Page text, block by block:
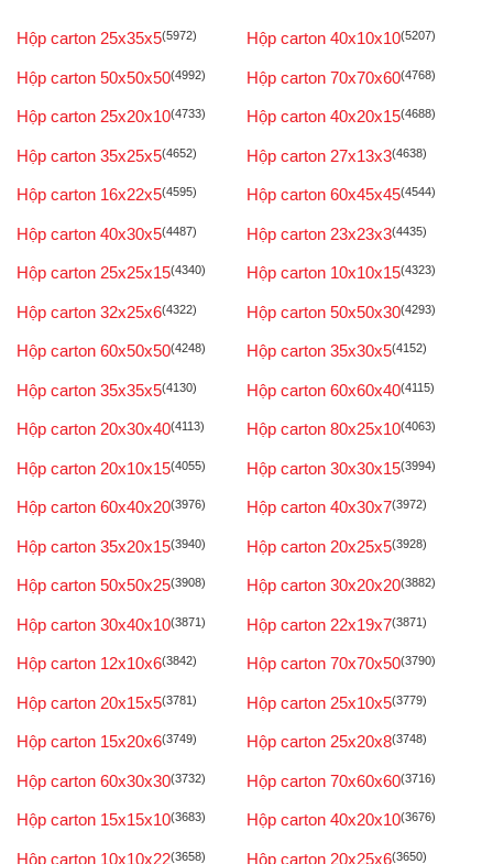
Hộp carton 25x35x5(5972) Hộp carton 40x10x10(5207)
Hộp carton 50x50x50(4992) Hộp carton 70x70x60(4768)
Hộp carton 25x20x10(4733) Hộp carton 40x20x15(4688)
Hộp carton 35x25x5(4652) Hộp carton 27x13x3(4638)
Hộp carton 16x22x5(4595) Hộp carton 60x45x45(4544)
Hộp carton 40x30x5(4487) Hộp carton 23x23x3(4435)
Hộp carton 25x25x15(4340) Hộp carton 10x10x15(4323)
Hộp carton 32x25x6(4322) Hộp carton 50x50x30(4293)
Hộp carton 60x50x50(4248) Hộp carton 35x30x5(4152)
Hộp carton 35x35x5(4130) Hộp carton 60x60x40(4115)
Hộp carton 20x30x40(4113) Hộp carton 80x25x10(4063)
Hộp carton 20x10x15(4055) Hộp carton 30x30x15(3994)
Hộp carton 60x40x20(3976) Hộp carton 40x30x7(3972)
Hộp carton 35x20x15(3940) Hộp carton 20x25x5(3928)
Hộp carton 50x50x25(3908) Hộp carton 30x20x20(3882)
Hộp carton 30x40x10(3871) Hộp carton 22x19x7(3871)
Hộp carton 12x10x6(3842) Hộp carton 70x70x50(3790)
Hộp carton 20x15x5(3781) Hộp carton 25x10x5(3779)
Hộp carton 15x20x6(3749) Hộp carton 25x20x8(3748)
Hộp carton 60x30x30(3732) Hộp carton 70x60x60(3716)
Hộp carton 15x15x10(3683) Hộp carton 40x20x10(3676)
Hộp carton 10x10x22(3658) Hộp carton 20x25x6(3650)